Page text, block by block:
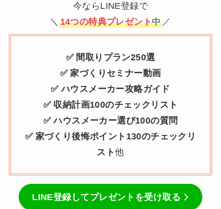
今ならLINE登録で
＼ 14つの特典プレゼント中 ／
✅ 間取りプラン250選
✅ 家づくりセミナー動画
✅ ハウスメーカー攻略ガイド
✅ 収納計画100のチェックリスト
✅ ハウスメーカー選び100の質問
✅ 家づくり後悔ポイント130のチェックリ
スト他
LINE登録してプレゼントを受け取る